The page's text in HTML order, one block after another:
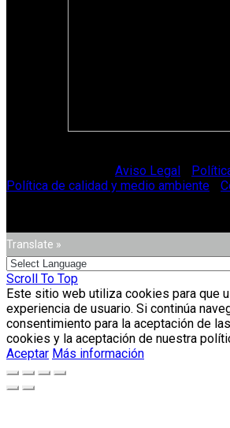
Aviso Legal
Política de calidad y medio ambiente
Translate »
Scroll To Top
Este sitio web utiliza cookies para que
experiencia de usuario. Si continúa
consentimiento para la aceptación de
cookies y la aceptación de nuestra
Aceptar Más información